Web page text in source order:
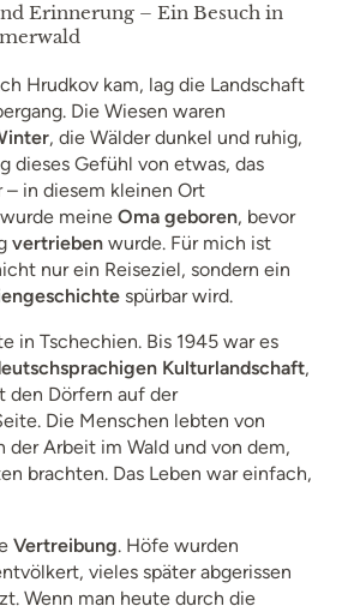
Erinnerung – Ein Besuch in
Hrudkov kam, lag die Landschaft
Die Wiesen waren
, die Wälder dunkel und ruhig,
dieses Gefühl von etwas, das
– in diesem kleinen Ort
meine Oma geboren, bevor
vertrieben wurde. Für mich ist
nur ein Reiseziel, sondern ein
spürbar wird.
in Tschechien. Bis 1945 war es
Kulturlandschaft,
den Dörfern auf der
Die Menschen lebten von
der Arbeit im Wald und von dem,
brachten. Das Leben war einfach,
Vertreibung. Höfe wurden
vieles später abgerissen
Wenn man heute durch die